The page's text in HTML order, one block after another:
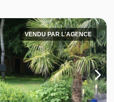
VENDU PAR L'AGENCE